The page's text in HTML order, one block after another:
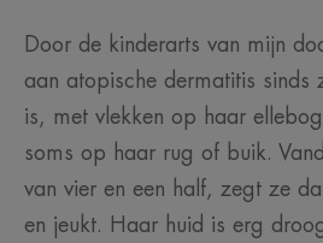
Door de kinderarts van mijn
aan atopische dermatitis sinds
is, met vlekken op haar
soms op haar rug of buik.
van vier en een half, zegt ze
en jeukt. Haar huid is erg